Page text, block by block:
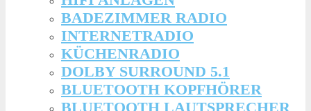
BADEZIMMER RADIO
INTERNETRADIO
KÜCHENRADIO
DOLBY SURROUND 5.1
BLUETOOTH KOPFHÖRER
BLUETOOTH LAUTSPRECHER